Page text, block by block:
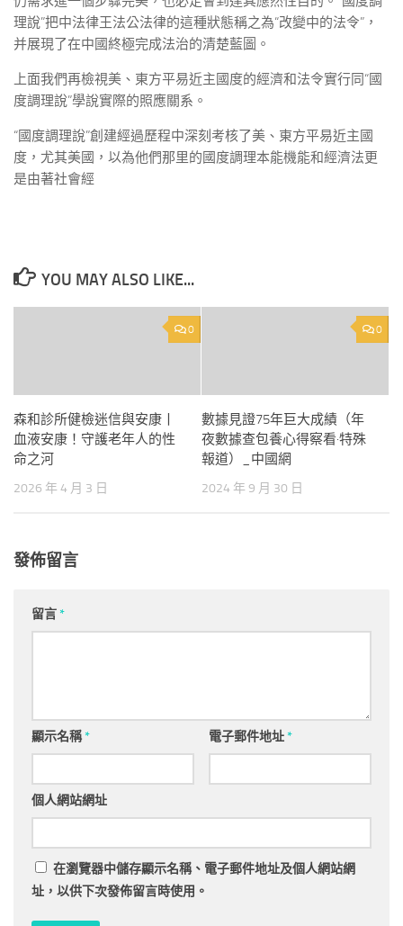
理說”把中法律王法公法律的這種狀態稱之為“改變中的法令”，
并展現了在中國終極完成法治的清楚藍圖。
上面我們再檢視美、東方平易近主國度的經濟和法令實行同“國
度調理說”學說實際的照應關系。
“國度調理說”創建經過歷程中深刻考核了美、東方平易近主國
度，尤其美國，以為他們那里的國度調理本能機能和經濟法更
是由著社會經
YOU MAY ALSO LIKE...
0
森和診所健檢迷信與安康丨
血液安康！守護老年人的性
命之河
2026 年 4 月 3 日
0
數據見證75年巨大成績（年
夜數據查包養心得察看·特殊
報道）_中國網
2024 年 9 月 30 日
發佈留言
留言*
顯示名稱* 電子郵件地址*
個人網站網址
在瀏覽器中儲存顯示名稱、電子郵件地址及個人網站網
址，以供下次發佈留言時使用。